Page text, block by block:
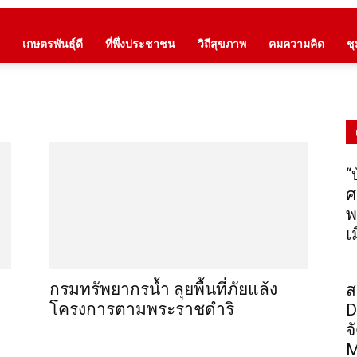
เกษตรพันธุ์ดี ที่พึ่งประชาชน วิถีสุขภาพ คมความคิด ชุ
กรมทรัพยากรน้ำ ลุยพื้นที่ภัยแล้ง
โครงการตามพระราชดำริ